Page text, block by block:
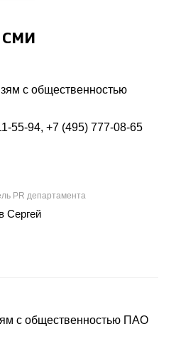
СМИ
с общественностью
55-94, +7 (495) 777-08-65
PR департамента
Сергей
с общественностью ПАО